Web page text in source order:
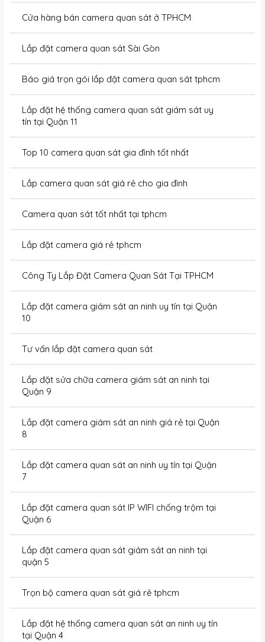
Cửa hàng bán camera quan sát ở TPHCM
Lắp đặt camera quan sát Sài Gòn
Báo giá trọn gói lắp đặt camera quan sát tphcm
Lắp đặt hệ thống camera quan sát giám sát uy
tín tại Quận 11
Top 10 camera quan sát gia đình tốt nhất
Lắp camera quan sát giá rẻ cho gia đình
Camera quan sát tốt nhất tại tphcm
Lắp đặt camera giá rẻ tphcm
Công Ty Lắp Đặt Camera Quan Sát Tại TPHCM
Lắp đặt camera giám sát an ninh uy tín tại Quận
10
Tư vấn lắp đặt camera quan sát
Lắp đặt sửa chữa camera giám sát an ninh tại
Quận 9
Lắp đặt camera giám sát an ninh giá rẻ tại Quận
8
Lắp đặt camera quan sát an ninh uy tín tại Quận
7
Lắp đặt camera quan sát IP WIFI chống trộm tại
Quận 6
Lắp đặt camera quan sát giám sát an ninh tại
quận 5
Trọn bộ camera quan sát giá rẻ tphcm
Lắp đặt hệ thống camera quan sát an ninh uy tín
tại Quận 4